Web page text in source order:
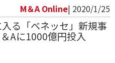
M＆A Online| 2020/1/25
る「ベネッセ」新規事
Aに1000億円投入